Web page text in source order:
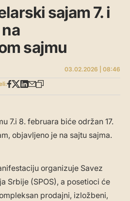
sajam 7. i
sajmu
03.02.2026 | 08:46
7.i 8. februara biće održan 17.
objavljeno je na sajtu sajma.
organizuje Savez
Srbije (SPOS), a posetioci će
prodajni, izložbeni,